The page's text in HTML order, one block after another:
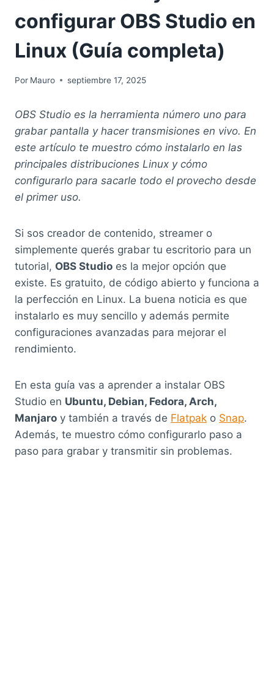
configurar OBS Studio en
Linux (Guía completa)
Por Mauro septiembre 17, 2025
OBS Studio es la herramienta número uno para
grabar pantalla y hacer transmisiones en vivo. En
este artículo te muestro cómo instalarlo en las
principales distribuciones Linux y cómo
configurarlo para sacarle todo el provecho desde
el primer uso.
Si sos creador de contenido, streamer o
simplemente querés grabar tu escritorio para un
tutorial, OBS Studio es la mejor opción que
existe. Es gratuito, de código abierto y funciona a
la perfección en Linux. La buena noticia es que
instalarlo es muy sencillo y además permite
configuraciones avanzadas para mejorar el
rendimiento.
En esta guía vas a aprender a instalar OBS
Studio en Ubuntu, Debian, Fedora, Arch,
Manjaro y también a través de Flatpak o Snap.
Además, te muestro cómo configurarlo paso a
paso para grabar y transmitir sin problemas.